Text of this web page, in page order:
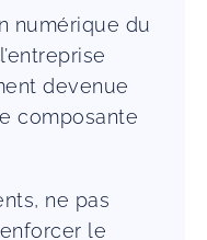
numérique du
devenue
composante
ne pas
le